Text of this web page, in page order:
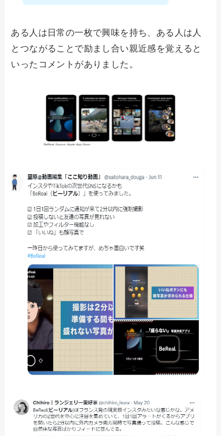
ある人は日常の一枚で興味を持ち、ある人は人
とつながることで励まし合い親近感を覚えると
いったコメントがありました。